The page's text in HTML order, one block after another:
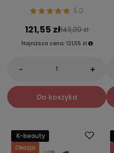
5.0
121,55 zł143,00 zł
Najniższa cena: 121,55 zł
- +
Do koszyka
K-beauty
Okazja